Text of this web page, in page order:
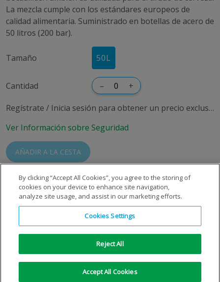
La mezcla cumple con los estándares europeos de
calidad alimentaria. Suministrado en botellas de acero de
50 litros (200 bar).
Tamaño 50L
Cantidad – +
Regístrate / Inicia sesión para obtener un precio exclusivo
Ver Información sobre Seguridad
AÑADIR A LA CESTA
Copyright © 1996-2026 © S.E. de Carburos Metálicos, S.A.
Todos los derechos reservados|Aviso Legal|Aviso de
Aviso de cookies
By clicking “Accept All Cookies”, you agree to the storing of
cookies on your device to enhance site navigation,
analyze site usage, and assist in our marketing efforts.
Cookies Settings
Reject All
Accept All Cookies